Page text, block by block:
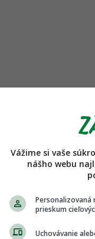
Vážime si vaše
nášho webu
Personalizovaná
prieskum
Uchovávanie